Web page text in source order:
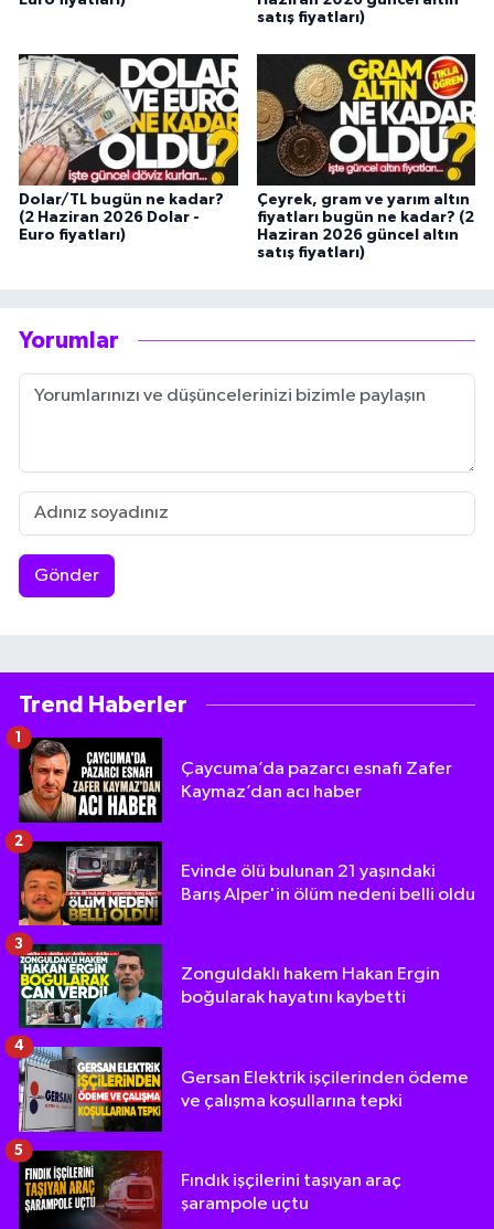
satış fiyatları)
Dolar/TL bugün ne kadar?
(2 Haziran 2026 Dolar -
Euro fiyatları)
Çeyrek, gram ve yarım altın
fiyatları bugün ne kadar? (2
Haziran 2026 güncel altın
satış fiyatları)
Yorumlar
Gönder
Trend Haberler
Çaycuma’da pazarcı esnafı Zafer
Kaymaz’dan acı haber
1
Evinde ölü bulunan 21 yaşındaki
Barış Alper'in ölüm nedeni belli oldu
2
Zonguldaklı hakem Hakan Ergin
boğularak hayatını kaybetti
3
Gersan Elektrik işçilerinden ödeme
ve çalışma koşullarına tepki
4
Fındık işçilerini taşıyan araç
şarampole uçtu
5